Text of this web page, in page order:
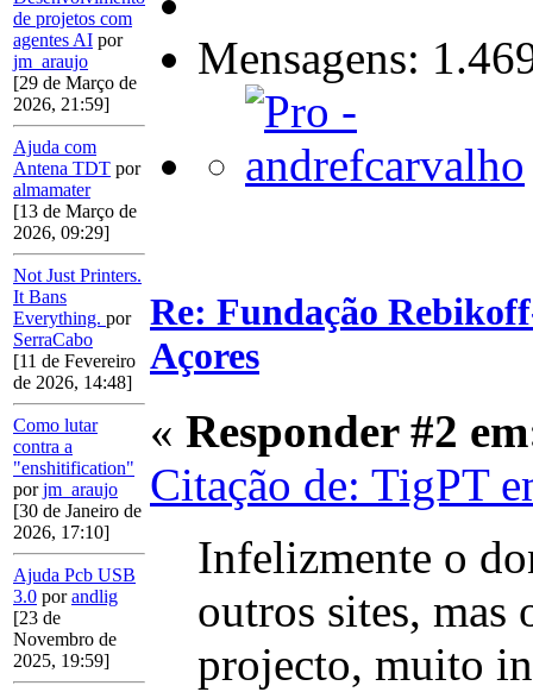
de projetos com
agentes AI por
jm_araujo
[29 de Março de
2026, 21:59]
Ajuda com
Antena TDT por
almamater
[13 de Março de
2026, 09:29]
Not Just Printers.
It Bans
Everything. por
SerraCabo
[11 de Fevereiro
de 2026, 14:48]
Como lutar
contra a
"enshitification"
porjm_araujo
[30 de Janeiro de
2026, 17:10]
Ajuda Pcb USB
3.0 porandlig
[23 de
Novembro de
2025, 19:59]
Mensagens:
Re: Fundação
Açores
« Responder #2
Citação de: TigPT
Infelizmente o
outros sites, mas
projecto, muito